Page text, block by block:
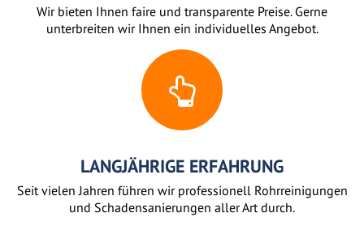
Wir bieten Ihnen faire und transparente Preise. Gerne
unterbreiten wir Ihnen ein individuelles Angebot.
LANGJÄHRIGE ERFAHRUNG
Seit vielen Jahren führen wir professionell Rohrreinigungen
und Schadensanierungen aller Art durch.